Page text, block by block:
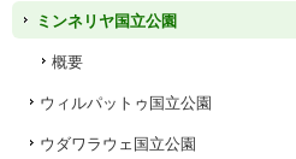
ミンネリヤ国立公園
概要
ウィルパットゥ国立公園
ウダワラウェ国立公園